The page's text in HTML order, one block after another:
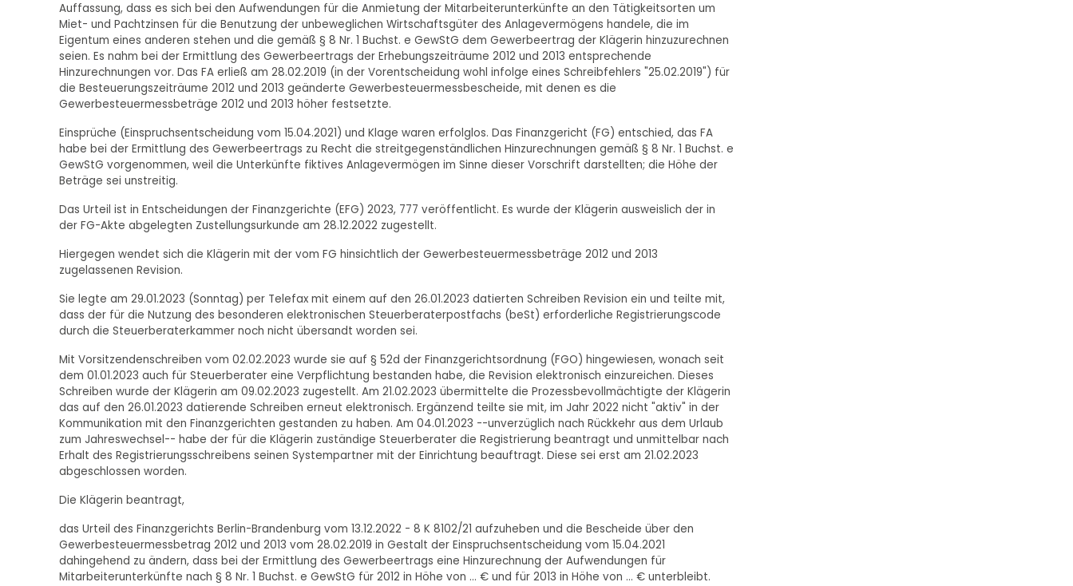
Auffassung, dass es sich bei den Aufwendungen für die Anmietung der Mitarbeiterunterkünfte an den Tätigkeitsorten um
Miet- und Pachtzinsen für die Benutzung der unbeweglichen Wirtschaftsgüter des Anlagevermögens handele, die im
Eigentum eines anderen stehen und die gemäß § 8 Nr. 1 Buchst. e GewStG dem Gewerbeertrag der Klägerin hinzuzurechnen
seien. Es nahm bei der Ermittlung des Gewerbeertrags der Erhebungszeiträume 2012 und 2013 entsprechende
Hinzurechnungen vor. Das FA erließ am 28.02.2019 (in der Vorentscheidung wohl infolge eines Schreibfehlers "25.02.2019") für
die Besteuerungszeiträume 2012 und 2013 geänderte Gewerbesteuermessbescheide, mit denen es die
Gewerbesteuermessbeträge 2012 und 2013 höher festsetzte.
Einsprüche (Einspruchsentscheidung vom 15.04.2021) und Klage waren erfolglos. Das Finanzgericht (FG) entschied, das FA
habe bei der Ermittlung des Gewerbeertrags zu Recht die streitgegenständlichen Hinzurechnungen gemäß § 8 Nr. 1 Buchst. e
GewStG vorgenommen, weil die Unterkünfte fiktives Anlagevermögen im Sinne dieser Vorschrift darstellten; die Höhe der
Beträge sei unstreitig.
Das Urteil ist in Entscheidungen der Finanzgerichte (EFG) 2023, 777 veröffentlicht. Es wurde der Klägerin ausweislich der in
der FG-Akte abgelegten Zustellungsurkunde am 28.12.2022 zugestellt.
Hiergegen wendet sich die Klägerin mit der vom FG hinsichtlich der Gewerbesteuermessbeträge 2012 und 2013
zugelassenen Revision.
Sie legte am 29.01.2023 (Sonntag) per Telefax mit einem auf den 26.01.2023 datierten Schreiben Revision ein und teilte mit,
dass der für die Nutzung des besonderen elektronischen Steuerberaterpostfachs (beSt) erforderliche Registrierungscode
durch die Steuerberaterkammer noch nicht übersandt worden sei.
Mit Vorsitzendenschreiben vom 02.02.2023 wurde sie auf § 52d der Finanzgerichtsordnung (FGO) hingewiesen, wonach seit
dem 01.01.2023 auch für Steuerberater eine Verpflichtung bestanden habe, die Revision elektronisch einzureichen. Dieses
Schreiben wurde der Klägerin am 09.02.2023 zugestellt. Am 21.02.2023 übermittelte die Prozessbevollmächtigte der Klägerin
das auf den 26.01.2023 datierende Schreiben erneut elektronisch. Ergänzend teilte sie mit, im Jahr 2022 nicht "aktiv" in der
Kommunikation mit den Finanzgerichten gestanden zu haben. Am 04.01.2023 --unverzüglich nach Rückkehr aus dem Urlaub
zum Jahreswechsel-- habe der für die Klägerin zuständige Steuerberater die Registrierung beantragt und unmittelbar nach
Erhalt des Registrierungsschreibens seinen Systempartner mit der Einrichtung beauftragt. Diese sei erst am 21.02.2023
abgeschlossen worden.
Die Klägerin beantragt,
das Urteil des Finanzgerichts Berlin-Brandenburg vom 13.12.2022 - 8 K 8102/21 aufzuheben und die Bescheide über den
Gewerbesteuermessbetrag 2012 und 2013 vom 28.02.2019 in Gestalt der Einspruchsentscheidung vom 15.04.2021
dahingehend zu ändern, dass bei der Ermittlung des Gewerbeertrags eine Hinzurechnung der Aufwendungen für
Mitarbeiterunterkünfte nach § 8 Nr. 1 Buchst. e GewStG für 2012 in Höhe von ... € und für 2013 in Höhe von ... € unterbleibt.